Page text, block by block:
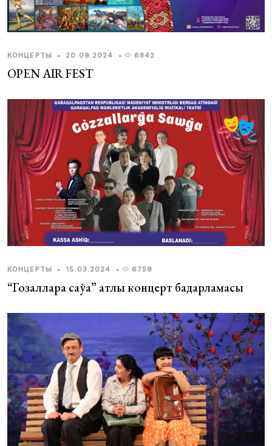
КОНЦЕРТЫ • 20.09.2024 • 6842
OPEN AIR FEST
КОНЦЕРТЫ • 15.03.2024 • 6759
“Гозалларға саўға” атлы концерт бағдарламасы